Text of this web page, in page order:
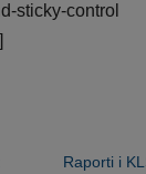
sticky-control
Raporti i